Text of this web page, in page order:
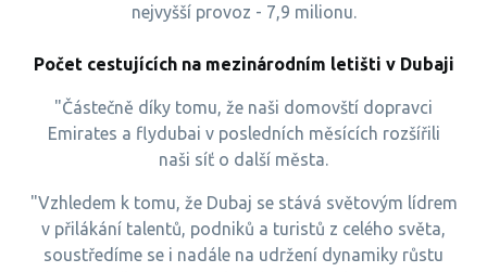
nejvyšší provoz - 7,9 milionu.
Počet cestujících na mezinárodním letišti v Dubaji
"Částečně díky tomu, že naši domovští dopravci
Emirates a flydubai v posledních měsících rozšířili
naši síť o další města.
"Vzhledem k tomu, že Dubaj se stává světovým lídrem
v přilákání talentů, podniků a turistů z celého světa,
soustředíme se i nadále na udržení dynamiky růstu